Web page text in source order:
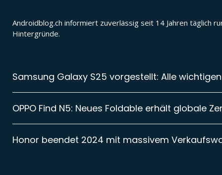
Androidblog.ch informiert zuverlässig seit 14 Jahren täglich
Hintergründe.
Samsung Galaxy S25 vorgestellt: Alle
OPPO Find N5: Neues Foldable erhält globale
Honor beendet 2024 mit massivem